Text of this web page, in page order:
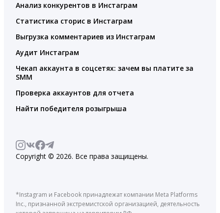
Анализ конкурентов в Инстаграм
Статистика сторис в Инстаграм
Выгрузка комментариев из Инстаграм
Аудит Инстаграм
Чекап аккаунта в соцсетях: зачем вы платите за
SMM
Проверка аккаунтов для отчета
Найти победителя розыгрыша
Copyright © 2026. Все права защищены.
*Instagram и Facebook принадлежат компании Meta Platforms
Inc., признанной экстремистской организацией, деятельность